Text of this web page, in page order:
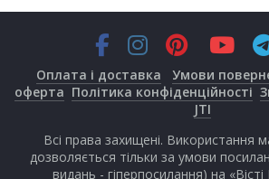
Оплата і доставка Умови
оферта Політика конфіденційності
JTI
Всі права захищені. Використання
дозволяється тільки за умови
видань - гіперпосилання) на «Вісті